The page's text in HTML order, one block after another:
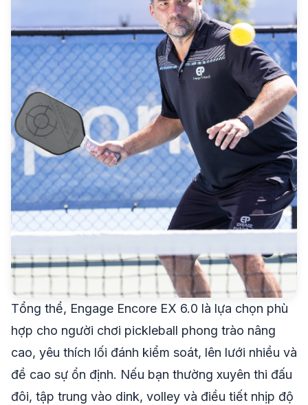
Tổng thể, Engage Encore EX 6.0 là lựa chọn phù
hợp cho người chơi pickleball phong trào nâng
cao, yêu thích lối đánh kiểm soát, lên lưới nhiều và
đề cao sự ổn định. Nếu bạn thường xuyên thi đấu
đôi, tập trung vào dink, volley và điều tiết nhịp độ